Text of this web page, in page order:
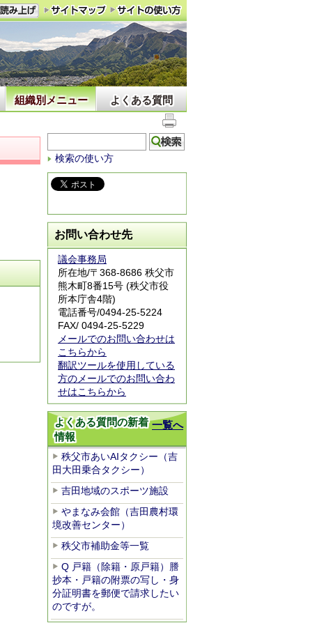
組織別メニュー よくある質問
検索の使い方
お問い合わせ先
議会事務局
所在地/〒368-8686 秩父市
熊木町8番15号 (秩父市役
所本庁舎4階)
電話番号/0494-25-5224
FAX/ 0494-25-5229
メールでのお問い合わせは
こちらから
翻訳ツールを使用している
方のメールでのお問い合わ
せはこちらから
一覧へ
よくある質問の新着
情報
秩父市あいAIタクシー（吉
田大田乗合タクシー）
吉田地域のスポーツ施設
やまなみ会館（吉田農村環
境改善センター）
秩父市補助金等一覧
Q 戸籍（除籍・原戸籍）謄
抄本・戸籍の附票の写し・身
分証明書を郵便で請求したい
のですが。